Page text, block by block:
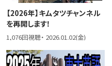
【2026年】キムタツチャンネル
を再開します！
1,076回視聴・ 2026.01.02(金)